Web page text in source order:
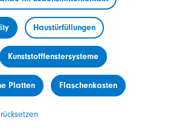
Haustürfüllungen
Kunststofffenstersysteme
Platten Flaschenkasten